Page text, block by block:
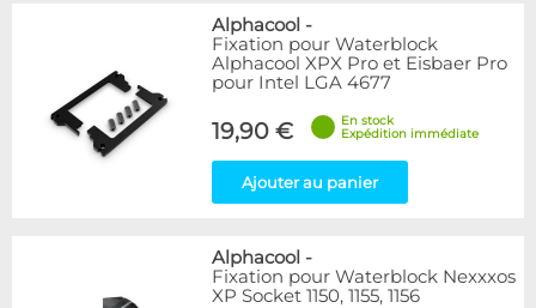
Alphacool -
Fixation pour Waterblock
Alphacool XPX Pro et Eisbaer Pro
pour Intel LGA 4677
19,90 €
En stock
Expédition immédiate
Ajouter au panier
Alphacool -
Fixation pour Waterblock Nexxxos
XP Socket 1150, 1155, 1156